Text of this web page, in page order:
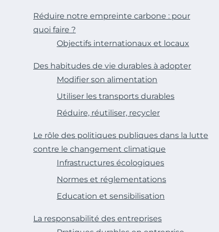
Réduire notre empreinte carbone : pour
quoi faire ?
Objectifs internationaux et locaux
Des habitudes de vie durables à adopter
Modifier son alimentation
Utiliser les transports durables
Réduire, réutiliser, recycler
Le rôle des politiques publiques dans la lutte
contre le changement climatique
Infrastructures écologiques
Normes et réglementations
Education et sensibilisation
La responsabilité des entreprises